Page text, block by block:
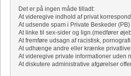
Det er på ingen måde tilladt:
At videregive indhold af privat
At udsende spam i Private Beskeder
At linke til sex-sider og lign.(medfører
At fremføre udsagn af racistisk,
At udhænge andre eller krænke
At videregive private informationer uden
At diskutere administrative afgørelser